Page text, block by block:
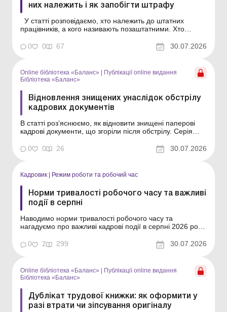
них належить і як запобігти штрафу
працівників, а кого називають позаштатними. Хто
Чи є сумісник штатним працівником? Кого не
включають до облікової кількості штатних працівників?
0 0 67 30.07.2026
Online бібліотека «Баланс»
Публікації online видання
Бібліотека «Баланс»
Відновлення знищених унаслідок обстрілу
кадрових документів
В статті роз’яснюємо, як відновити знищені паперові
кадрові документи, що згоріли після обстрілу. Серія
документи: оригінали, копії, дублікати» Війна, на жаль,
триває. А внаслідок обстрілів і руйнувань відбувається
0 0 26 30.07.2026
Кадровик Режим роботи та робочий час
Норми тривалості робочого часу та важливі
події в серпні
Наводимо норми тривалості робочого часу та
нагадуємо про важливі кадрові події в серпні 2026 року.
року? У серпні – 31 календарний день, з них: за 5-
денного робочого тижня – 21 робочий день та 10
0 2 299 30.07.2026
Online бібліотека «Баланс» | Публікації online видання
Бібліотека «Баланс»
Дублікат трудової книжки: як оформити у
разі втрати чи зіпсування оригіналу